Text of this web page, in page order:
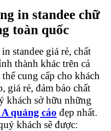
in standee chữ
toàn quốc
standee giá rẻ, chất
thành khác trên cả
cung cấp cho khách
giá rẻ, đảm bảo chất
khách sở hữu những
quảng cáo đẹp nhất.
khách sẽ được: